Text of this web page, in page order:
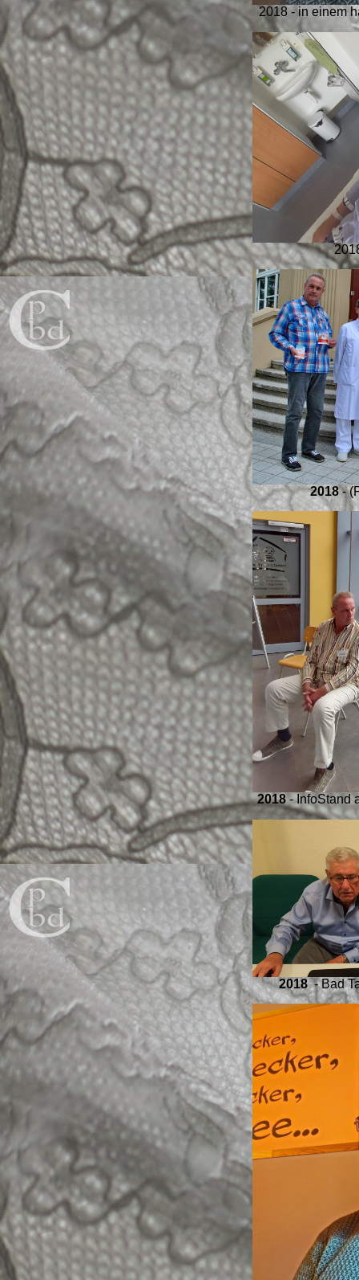
2018 - in einem
2018-
2018- InfoStand
2018- Bad